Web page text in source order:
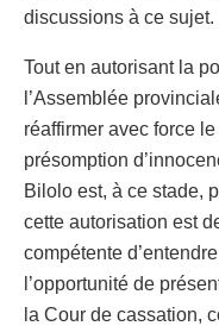
discussions à ce sujet.
Tout en autorisant la
l’Assemblée
réaffirmer avec force
présomption
Bilolo est, à ce stade,
cette autorisation est
compétente
l’opportunité de
la Cour de cassation,